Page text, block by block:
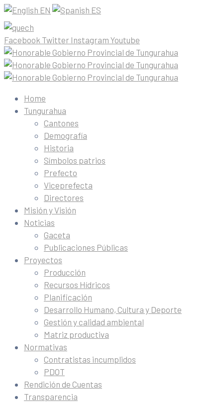
EN ES
Facebook Twitter Instagram Youtube
Home
Tungurahua
Cantones
Demografía
Historia
Símbolos patrios
Prefecto
Viceprefecta
Directores
Misión y Visión
Noticias
Gaceta
Publicaciones Públicas
Proyectos
Producción
Recursos Hídricos
Planificación
Desarrollo Humano, Cultura y Deporte
Gestión y calidad ambiental
Matriz productiva
Normativas
Contratistas incumplidos
PDOT
Rendición de Cuentas
Transparencia